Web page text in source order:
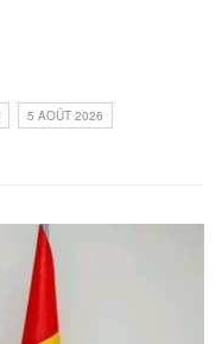
5 AOÛT 2026